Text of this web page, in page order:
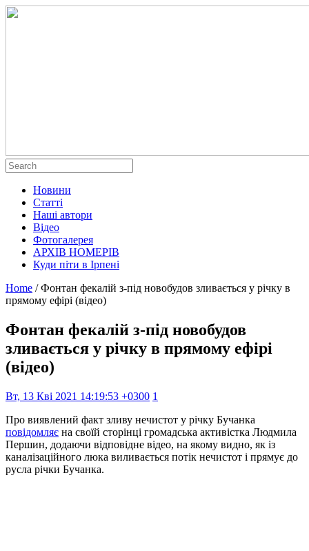
Новини
Статті
Наші автори
Відео
Фотогалерея
АРХІВ НОМЕРІВ
Куди піти в Ірпені
Home / Фонтан фекалій з-під новобудов зливається у річку в
прямому ефірі (відео)
Фонтан фекалій з-під новобудов
зливається у річку в прямому ефірі
(відео)
Вт, 13 Кві 2021 14:19:53 +0300 1
Про виявлений факт зливу нечистот у річку Бучанка
повідомляє на своїй сторінці громадська активістка Людмила
Першин, додаючи відповідне відео, на якому видно, як із
каналізаційного люка виливається потік нечистот і прямує до
русла річки Бучанка.